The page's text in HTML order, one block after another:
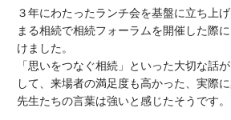
３年にわたったランチ会を基盤に立ち上
まる相続で相続フォーラムを開催した際
けました。
「思いをつなぐ相続」といった大切な話
して、来場者の満足度も高かった、実際
先生たちの言葉は強いと感じたそうです。